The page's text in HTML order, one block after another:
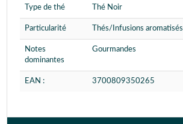
Type de thé Thé Noir
Particularité Thés/Infusions aromatisés
Notes
dominantes
Gourmandes
EAN : 3700809350265